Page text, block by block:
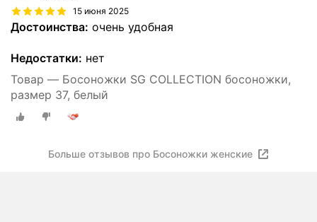
15 июня 2025
Достоинства: очень удобная
Недостатки: нет
Товар — Босоножки SG COLLECTION босоножки,
размер 37, белый
Больше отзывов про Босоножки женские